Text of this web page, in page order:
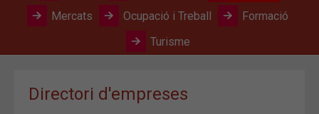
Mercats
Ocupació i Treball
Formació
Turisme
Directori d'empreses